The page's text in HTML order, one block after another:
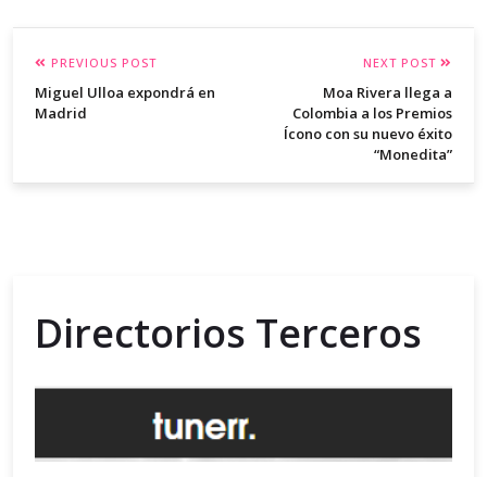
PREVIOUS POST
Miguel Ulloa expondrá en
Madrid
NEXT POST
Moa Rivera llega a
Colombia a los Premios
Ícono con su nuevo éxito
“Monedita”
Directorios Terceros